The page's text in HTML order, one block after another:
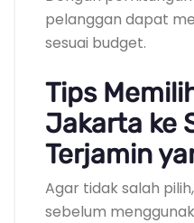
pelanggan dapat
sesuai budget.
Tips
Jakarta ke
Terjamin
Agar tidak salah
sebelum